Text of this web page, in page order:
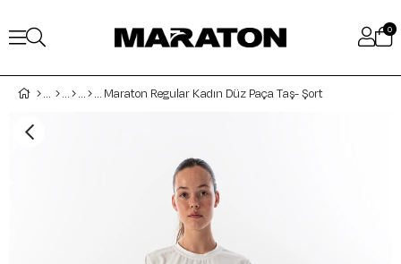
0
Maraton Regular Kadın Düz Paça Taş- Şort